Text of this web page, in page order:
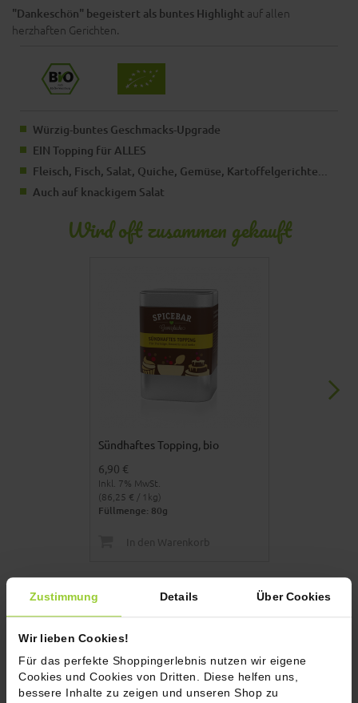
Zustimmung Details Über Cookies
Wir lieben Cookies!
Für das perfekte Shoppingerlebnis nutzen wir eigene
Cookies und Cookies von Dritten. Diese helfen uns,
bessere Inhalte zu zeigen und unseren Shop zu
"Dankeschön" begeistert als buntes Highlight auf allen
herzhaften Gerichten.
Würzig-buntes Geschmacks-Upgrade
EIN Topping für ALLES
Fleisch, Fisch, Salat, Quiche, Gemüse, Kartoffelgerichte...
Auch auf knackigem Salat
Wird oft zusammen gekauft
Sündhaftes Topping, bio
6,90 €
Inkl. 7% MwSt.
(86,25 € / 1kg)
Füllmenge: 80g
In den Warenkorb
Zutaten, Allergenhinweise und
Nährwerte
Zutaten
Salz1, Johannisbeere*, Paprika*, Röstzwiebel* (Zwiebel*,
Sonnenblumenöl*), kandierte Kakaonibs* (Kakaobohne*,